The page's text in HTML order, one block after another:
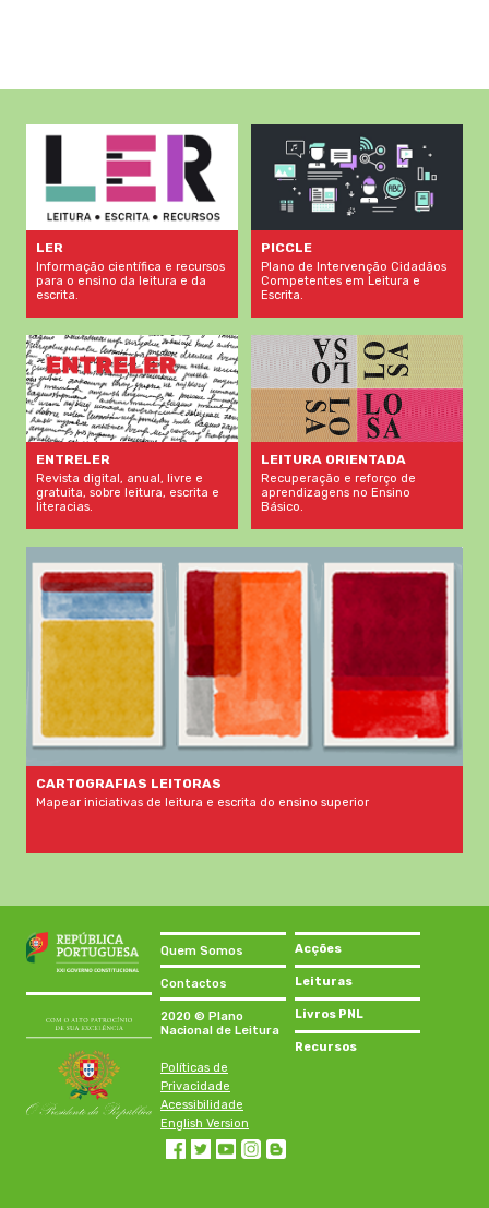
LER
Informação científica e recursos
para o ensino da leitura e da
escrita.
PICCLE
Plano de Intervenção Cidadãos
Competentes em Leitura e
Escrita.
ENTRELER
Revista digital, anual, livre e
gratuita, sobre leitura, escrita e
literacias.
LEITURA ORIENTADA
Recuperação e reforço de
aprendizagens no Ensino
Básico.
CARTOGRAFIAS LEITORAS
Mapear iniciativas de leitura e escrita do ensino superior
Quem Somos
Contactos
2020 © Plano
Nacional de Leitura
Políticas de
Privacidade
Acessibilidade
English Version
Acções
Leituras
Livros PNL
Recursos